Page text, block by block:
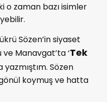
o zaman bazı isimler
Sözen’in siyaset
Manavgat’ta ‘Tek
Sözen
koymuş ve hatta